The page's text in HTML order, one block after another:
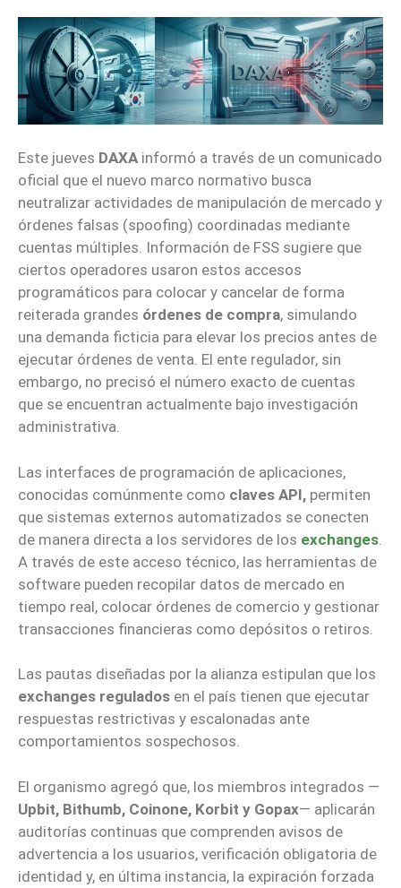
Este jueves DAXA informó a través de un comunicado
oficial que el nuevo marco normativo busca
neutralizar actividades de manipulación de mercado y
órdenes falsas (spoofing) coordinadas mediante
cuentas múltiples. Información de FSS sugiere que
ciertos operadores usaron estos accesos
programáticos para colocar y cancelar de forma
reiterada grandes órdenes de compra, simulando
una demanda ficticia para elevar los precios antes de
ejecutar órdenes de venta. El ente regulador, sin
embargo, no precisó el número exacto de cuentas
que se encuentran actualmente bajo investigación
administrativa.
Las interfaces de programación de aplicaciones,
conocidas comúnmente como claves API, permiten
que sistemas externos automatizados se conecten
de manera directa a los servidores de los exchanges
A través de este acceso técnico, las herramientas de
software pueden recopilar datos de mercado en
tiempo real, colocar órdenes de comercio y gestionar
transacciones financieras como depósitos o retiros.
Las pautas diseñadas por la alianza estipulan que los
exchanges regulados en el país tienen que ejecutar
respuestas restrictivas y escalonadas ante
comportamientos sospechosos.
El organismo agregó que, los miembros integrados —
Upbit, Bithumb, Coinone, Korbit y Gopax— aplicarán
auditorías continuas que comprenden avisos de
advertencia a los usuarios, verificación obligatoria de
identidad y, en última instancia, la expiración forzada